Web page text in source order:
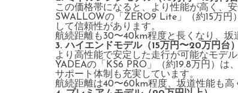
この価格帯になると、より性能が高く、
SWALLOWの「ZERO9 Lite」（約15万円
して信頼性があります。
航続距離も30〜40km程度と長くなり、坂
3. ハイエンドモデル（15万円〜20万円台）
より高性能で安定した走行が可能なモデ
YADEAの「KS6 PRO」（約19.8万円）
サポート体制も充実しています。
航続距離は40〜60km程度、坂道性能も高